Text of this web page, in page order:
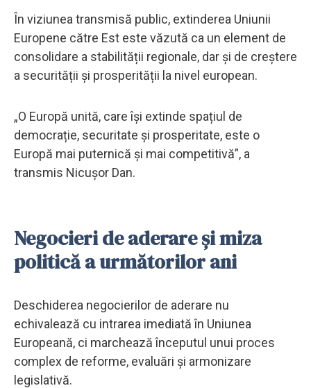
În viziunea transmisă public, extinderea Uniunii
Europene către Est este văzută ca un element de
consolidare a stabilității regionale, dar și de creștere
a securității și prosperității la nivel european.
„O Europă unită, care își extinde spațiul de
democrație, securitate și prosperitate, este o
Europă mai puternică și mai competitivă”, a
transmis Nicușor Dan.
Negocieri de aderare și miza
politică a următorilor ani
Deschiderea negocierilor de aderare nu
echivalează cu intrarea imediată în Uniunea
Europeană, ci marchează începutul unui proces
complex de reforme, evaluări și armonizare
legislativă.